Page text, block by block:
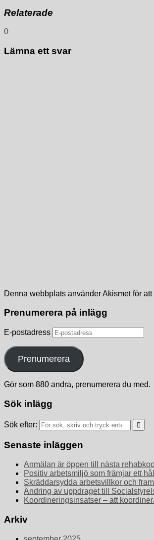
Relaterade
0
Lämna ett svar
Denna webbplats använder Akismet för
Prenumerera på inlägg
E-postadress
Prenumerera
Gör som 880 andra, prenumerera du med.
Sök inlägg
Sök efter:
Senaste inläggen
Anmälan är öppen till nästa
Positiv arbetsmiljö som främjar ett
Skräddarsydda arbetsvillkor och
Ändring av uppdraget till
Koordineringsinsatser – att
Arkiv